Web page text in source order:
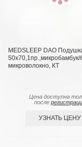
MEDSLEEP DAO
50х70,1пр.,микробамбук/
микроволокно, КТ
Цена доступна
после
УЗНАТЬ ЦЕНУ